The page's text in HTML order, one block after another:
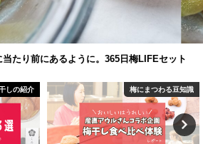
たり前にあるように。365日梅LIFEセット
梅にまつわる豆知識